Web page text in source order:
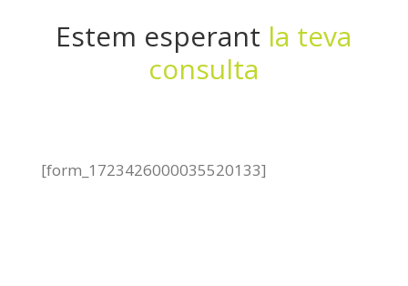
Estem esperant la teva
consulta
[form_1723426000035520133]